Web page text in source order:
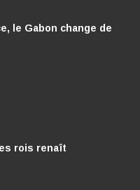
le Gabon change de
rois renaît